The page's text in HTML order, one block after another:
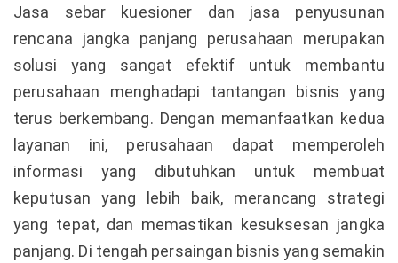
Jasa sebar kuesioner dan jasa penyusunan
rencana jangka panjang perusahaan merupakan
solusi yang sangat efektif untuk membantu
perusahaan menghadapi tantangan bisnis yang
terus berkembang. Dengan memanfaatkan kedua
layanan ini, perusahaan dapat memperoleh
informasi yang dibutuhkan untuk membuat
keputusan yang lebih baik, merancang strategi
yang tepat, dan memastikan kesuksesan jangka
panjang. Di tengah persaingan bisnis yang semakin